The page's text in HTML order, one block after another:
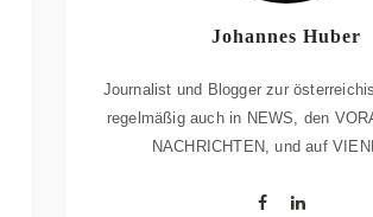
Johannes Huber
Journalist und Blogger zur
regelmäßig auch in NEWS, den
NACHRICHTEN, und auf